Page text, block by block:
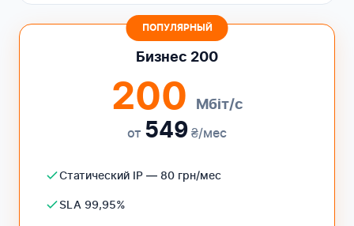
ПОПУЛЯРНЫЙ
Бизнес 200
200 Мбіт/с
от 549 ₴/мес
Статический IP — 80 грн/мес
SLA 99,95%